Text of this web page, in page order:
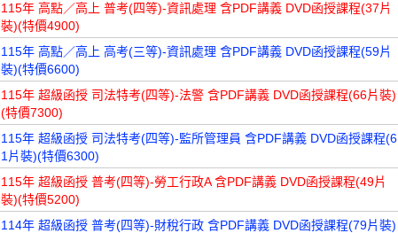
115年 高點／高上 普考(四等)-資訊處理 含PDF講義 DVD函授課程(37片
裝)(特價4900)
115年 高點／高上 高考(三等)-資訊處理 含PDF講義 DVD函授課程(59片
裝)(特價6600)
115年 超級函授 司法特考(四等)-法警 含PDF講義 DVD函授課程(66片裝)
(特價7300)
115年 超級函授 司法特考(四等)-監所管理員 含PDF講義 DVD函授課程(6
1片裝)(特價6300)
115年 超級函授 普考(四等)-勞工行政A 含PDF講義 DVD函授課程(49片
裝)(特價5200)
114年 超級函授 普考(四等)-財稅行政 含PDF講義 DVD函授課程(79片裝)